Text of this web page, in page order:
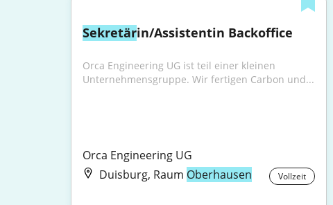
Sekretärin/Assistentin Backoffice
Orca Engineering UG ist teil einer kleinen
Unternehmensgruppe. Wir fertigen Carbon und...
Orca Engineering UG
Duisburg, Raum Oberhausen Vollzeit